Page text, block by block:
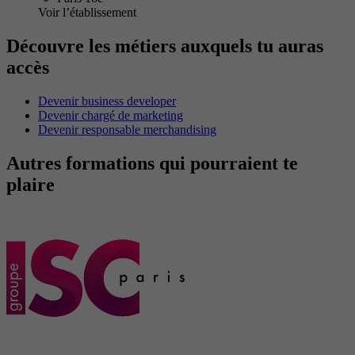
Voir l’établissement
Découvre les métiers auxquels tu auras
accès
Devenir business developer
Devenir chargé de marketing
Devenir responsable merchandising
Autres formations qui pourraient te
plaire